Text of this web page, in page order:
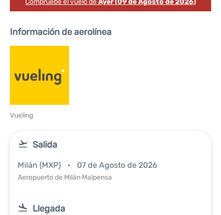
Compruebe el vuelo deAyer (09 de Agosto de 2026)
Información de aerolínea
Vueling
Salida
Milán (MXP) 07 de Agosto de 2026
Aeropuerto de Milán Malpensa
Llegada